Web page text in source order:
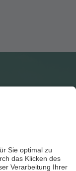
dem Laufenden